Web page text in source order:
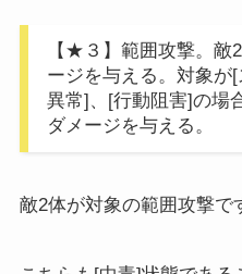
【★３】範囲攻撃。敵
ージを与える。対象が
異常]、[行動阻害]の場
ダメージを与える。
敵2体が対象の範囲攻撃で